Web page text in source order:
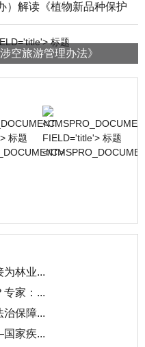
）解读《植物新品种保护
空旅游管理办法》
为林业...
专家：...
治保障...
家疾...